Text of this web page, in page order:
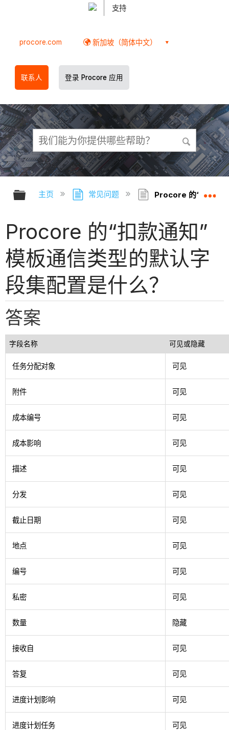
支持
procore.com 新加坡（简体中文）
联系人 登录 Procore 应用
扩展/隐缩全局层次
主页 常见问题 Procore 的“扣款通
Procore 的“扣款通知”
模板通信类型的默认字
段集配置是什么？
答案
字段名称 可见或隐藏
任务分配对象 可见
附件 可见
成本编号 可见
成本影响 可见
描述 可见
分发 可见
截止日期 可见
地点 可见
编号 可见
私密 可见
数量 隐藏
接收自 可见
答复 可见
进度计划影响 可见
进度计划任务 可见